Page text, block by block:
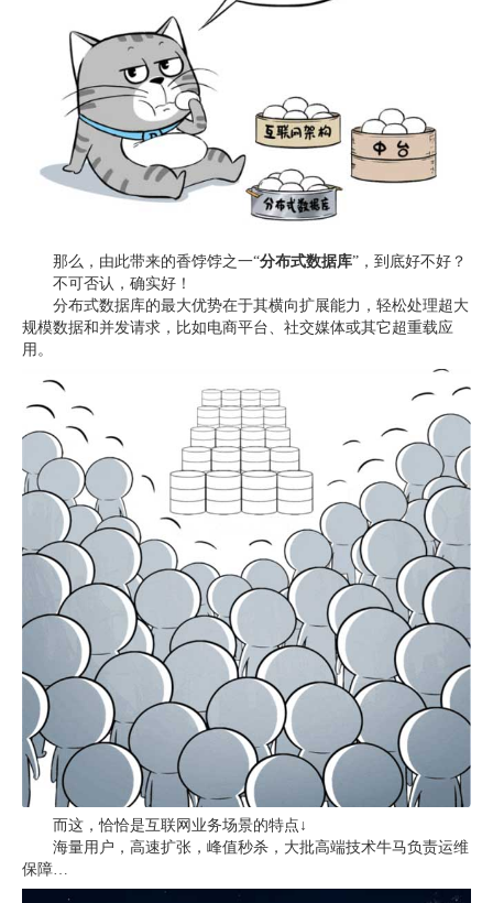
那么，由此带来的香饽饽之一“分布式数据库”，到底好不好？
不可否认，确实好！
分布式数据库的最大优势在于其横向扩展能力，轻松处理超大
规模数据和并发请求，比如电商平台、社交媒体或其它超重载应
用。
而这，恰恰是互联网业务场景的特点↓
海量用户，高速扩张，峰值秒杀，大批高端技术牛马负责运维
保障…